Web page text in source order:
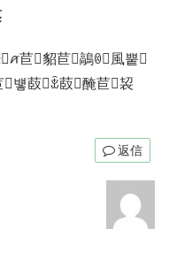
苣貂苣鶮ꇥ風뿥
벃菣ꒂ菣醃苣袃
返信